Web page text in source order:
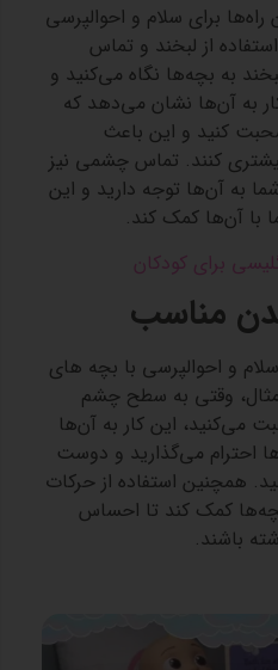
برای سلام و احوالپرسی
از لبخند و تماس
به بچه‌ها نگاه می‌کنید و
به آن‌ها نشان می‌دهد که
کنید و این باعث
کنند. تماس چشمی نیز
به آن‌ها توجه دارید و این
با آن‌ها کمک کند.
برای کودکان
بدن مناسب
و احوالپرسی با بچه های
وقتی به سطح چشم
می‌کنید، این کار به آن‌ها
احترام می‌گذارید و دوست
همچنین استفاده از حرکات
کمک کند تا احساس
باشند.